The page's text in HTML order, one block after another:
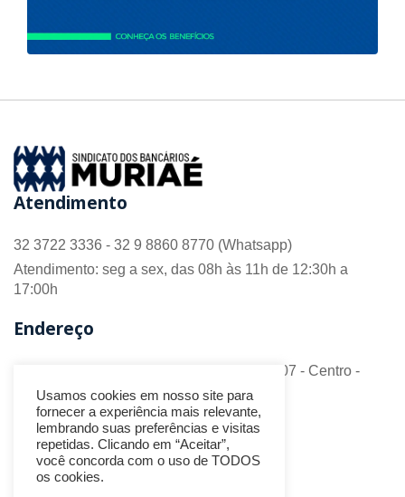
Atendimento
32 3722 3336 - 32 9 8860 8770 (Whatsapp)
Atendimento: seg a sex, das 08h às 11h de 12:30h a
17:00h
Endereço
R. Barão do Monte Alto nº 70 - Sala 306/307 - Centro -
CEP 36.880-018 - Muriaé/MG
Redes Sociais
Usamos cookies em nosso site para
fornecer a experiência mais relevante,
lembrando suas preferências e visitas
repetidas. Clicando em “Aceitar”,
você concorda com o uso de TODOS
os cookies.